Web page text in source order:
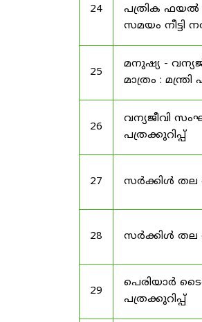
24
പത്രിക ഫയൽ
സമയം നീട്ടി
25
മനുഷ്യ -
മാത്രം :
26
വന്യജീവി
പത്രക്കുറിപ്പ്
27 സർക്കിൾ തല
28 സർക്കിൾ തല
29
പെരിയാർ
പത്രക്കുറിപ്പ്